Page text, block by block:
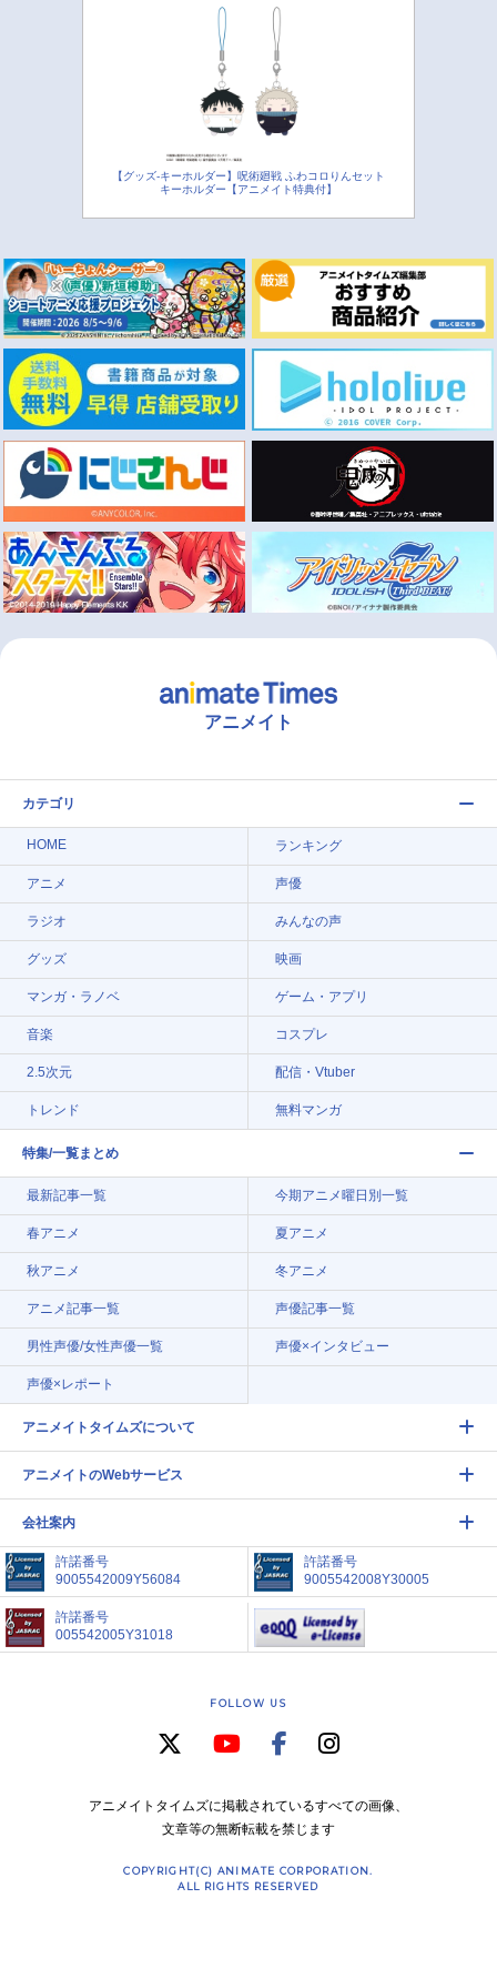
【グッズ-キーホルダー】呪術廻戦 ふわコロりんセット
キーホルダー【アニメイト特典付】
アニメイト
カテゴリ
HOME ランキング
アニメ 声優
ラジオ みんなの声
グッズ 映画
マンガ・ラノベ ゲーム・アプリ
音楽 コスプレ
2.5次元 配信・Vtuber
トレンド 無料マンガ
特集/一覧まとめ
最新記事一覧 今期アニメ曜日別一覧
春アニメ 夏アニメ
秋アニメ 冬アニメ
アニメ記事一覧 声優記事一覧
男性声優/女性声優一覧 声優×インタビュー
声優×レポート
アニメイトタイムズについて
アニメイトのWebサービス
会社案内
許諾番号
9005542009Y56084
許諾番号
9005542008Y30005
許諾番号
005542005Y31018
FOLLOW US
アニメイトタイムズに掲載されているすべての画像、
文章等の無断転載を禁じます
COPYRIGHT(C) ANIMATE CORPORATION.
ALL RIGHTS RESERVED